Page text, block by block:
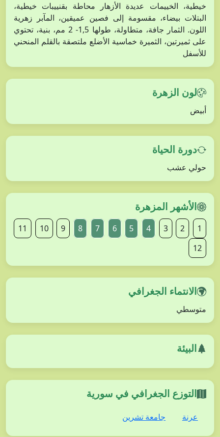
خيطية، الخييمات عديدة الأزهار محاطة بقنييبات خيطية،
البتلات بيضاء، مقسومة إلى فصين عميقين، المآبر زهرية
اللون. الثمار جافة، متطاولة، طولها 1,5- 2 مم، بنية، تحتوي
على ثميرتين، الثميرة خماسية الأضلع ملتصقة بالقلم المنحني
للأسفل
لون الزهرة
أبيض
دورة الحياة
حولي عشب
الأشهر المزهرة
1
2
3
4
5
6
7
8
9
10
11
12
الانتماء الجغرافي
متوسطي
البيئة
التوزع الجغرافي في سورية
عرنة جامعة تشرين